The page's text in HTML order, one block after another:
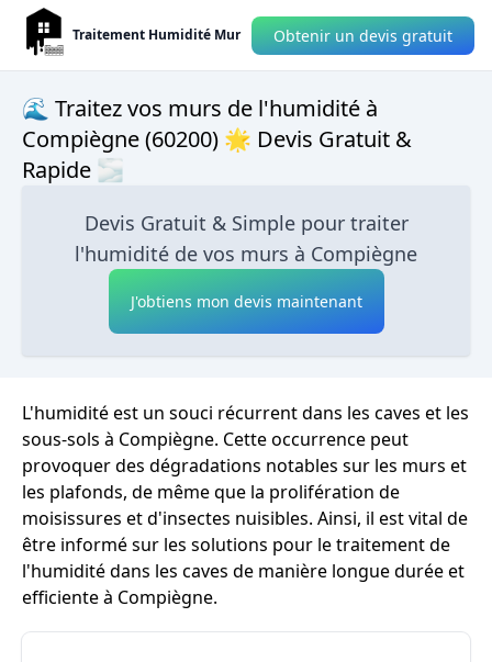
Traitement Humidité Mur Obtenir un devis gratuit
🌊 Traitez vos murs de l'humidité à
Compiègne (60200) 🌟 Devis Gratuit &
Rapide 🌫
Devis Gratuit & Simple pour traiter
l'humidité de vos murs à Compiègne
J'obtiens mon devis maintenant
L'humidité est un souci récurrent dans les caves et les
sous-sols à Compiègne. Cette occurrence peut
provoquer des dégradations notables sur les murs et
les plafonds, de même que la prolifération de
moisissures et d'insectes nuisibles. Ainsi, il est vital de
être informé sur les solutions pour le traitement de
l'humidité dans les caves de manière longue durée et
efficiente à Compiègne.